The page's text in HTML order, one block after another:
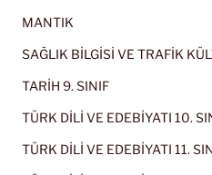
MANTIK
SAĞLIK BİLGİSİ VE TRAFİK
TARİH 9. SINIF
TÜRK DİLİ VE EDEBİYATI 10.
TÜRK DİLİ VE EDEBİYATI 11.